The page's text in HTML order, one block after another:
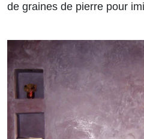
de graines de pierre pour